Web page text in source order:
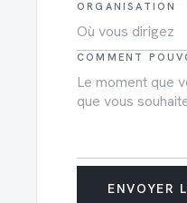
ORGANISATION
COMMENT
ENVOYER